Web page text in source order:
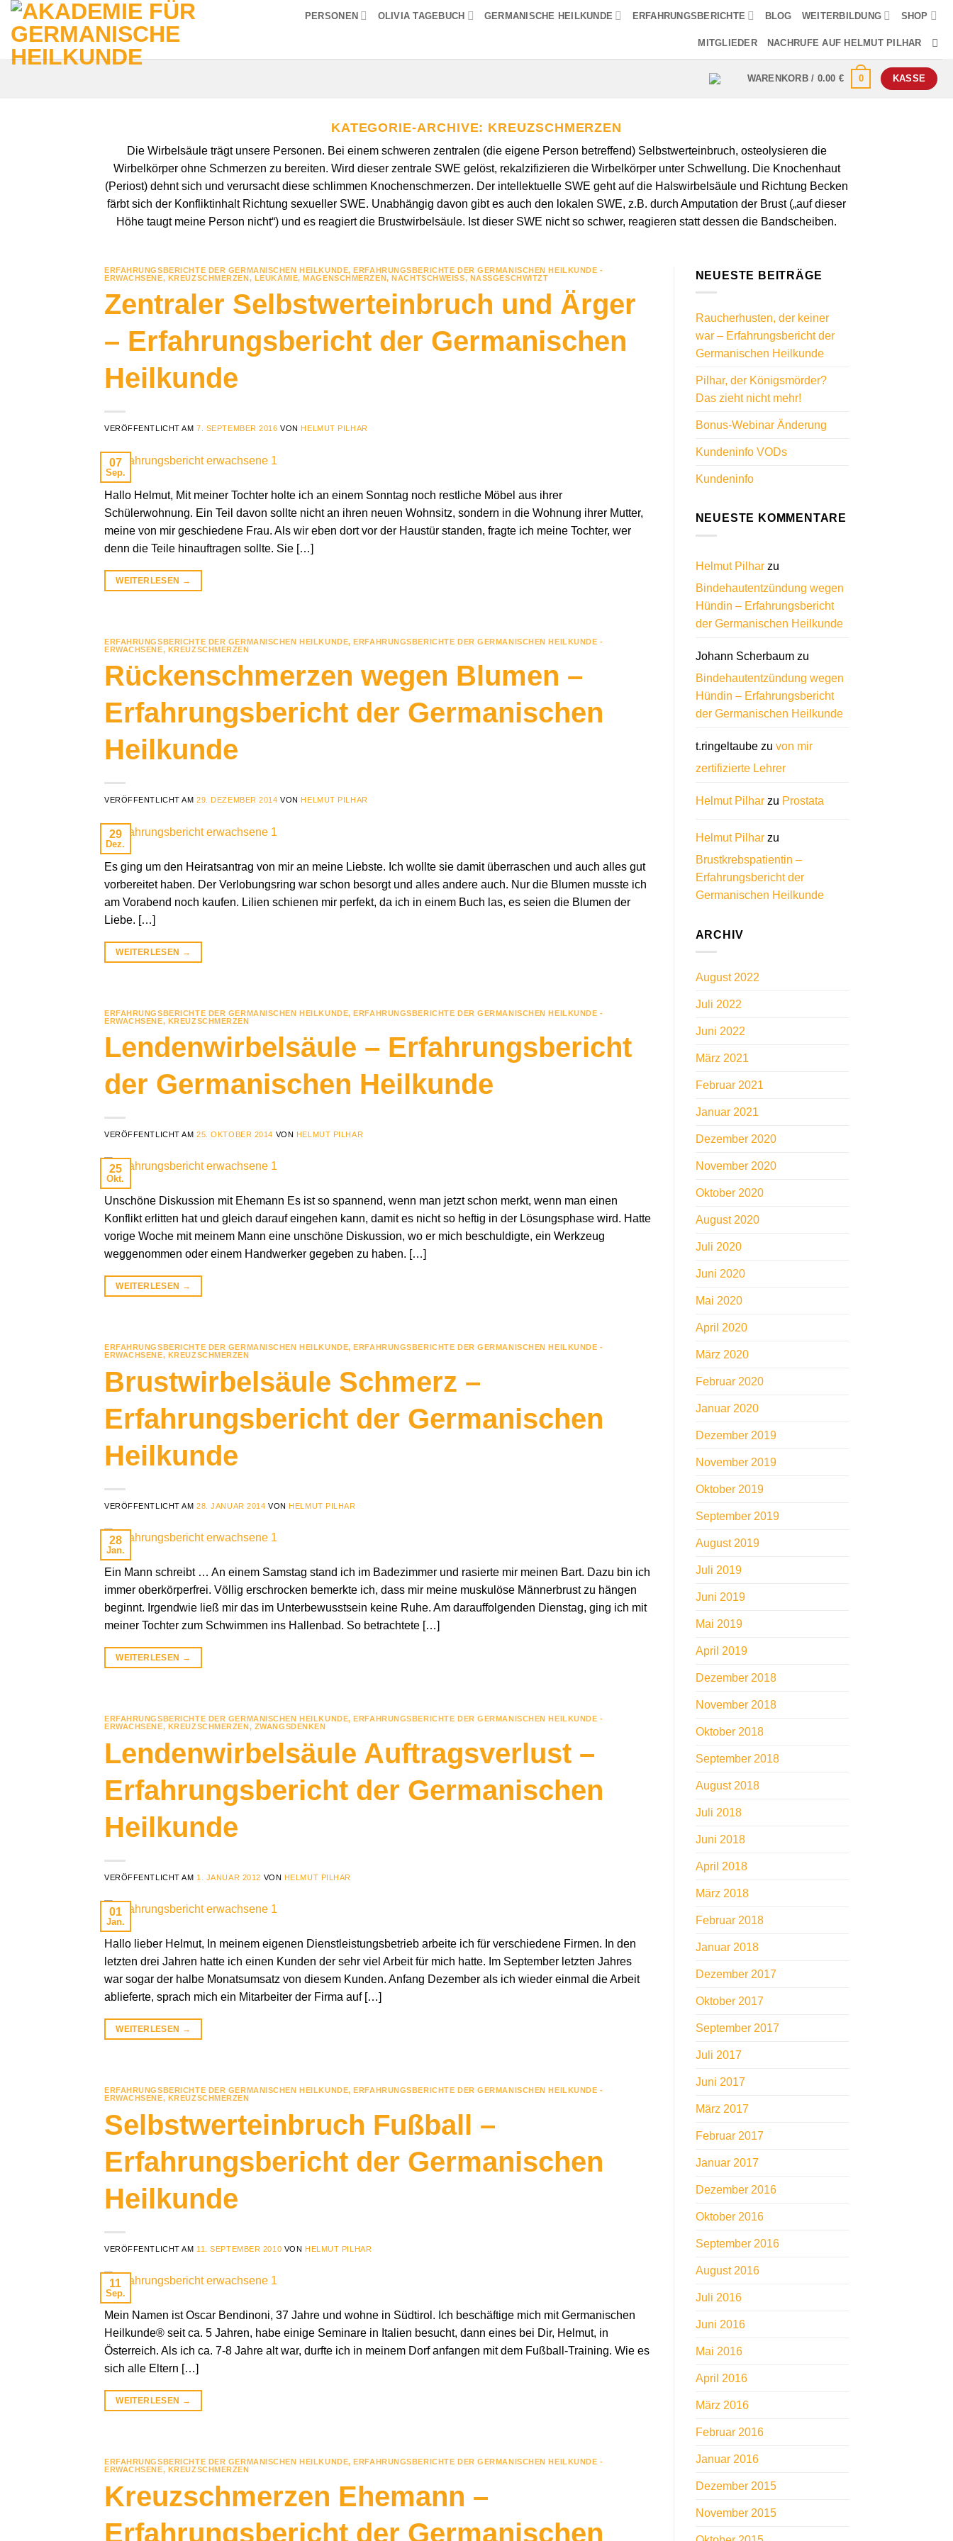
Zum
Inhalt
springen
PERSONEN OLIVIA TAGEBUCH GERMANISCHE HEILKUNDE ERFAHRUNGSBERICHTE BLOG WEITERBILDUNG SHOP
MITGLIEDER NACHRUFE AUF HELMUT PILHAR
WARENKORB / 0.00 € 0 KASSE
KATEGORIE-ARCHIVE: KREUZSCHMERZEN
Die Wirbelsäule trägt unsere Personen. Bei einem schweren zentralen (die eigene Person betreffend) Selbstwerteinbruch, osteolysieren die
Wirbelkörper ohne Schmerzen zu bereiten. Wird dieser zentrale SWE gelöst, rekalzifizieren die Wirbelkörper unter Schwellung. Die Knochenhaut
(Periost) dehnt sich und verursacht diese schlimmen Knochenschmerzen. Der intellektuelle SWE geht auf die Halswirbelsäule und Richtung Becken
färbt sich der Konfliktinhalt Richtung sexueller SWE. Unabhängig davon gibt es auch den lokalen SWE, z.B. durch Amputation der Brust („auf dieser
Höhe taugt meine Person nicht“) und es reagiert die Brustwirbelsäule. Ist dieser SWE nicht so schwer, reagieren statt dessen die Bandscheiben.
ERFAHRUNGSBERICHTE DER GERMANISCHEN HEILKUNDE,ERFAHRUNGSBERICHTE DER GERMANISCHEN HEILKUNDE -
ERWACHSENE, KREUZSCHMERZEN, LEUKÄMIE,MAGENSCHMERZEN,NACHTSCHWEISS, NASSGESCHWITZT
Zentraler Selbstwerteinbruch und Ärger
– Erfahrungsbericht der Germanischen
Heilkunde
VERÖFFENTLICHT AM7. SEPTEMBER 2016 VON HELMUT PILHAR
07
Sep.
Hallo Helmut, Mit meiner Tochter holte ich an einem Sonntag noch restliche Möbel aus ihrer
Schülerwohnung. Ein Teil davon sollte nicht an ihren neuen Wohnsitz, sondern in die Wohnung ihrer Mutter,
meine von mir geschiedene Frau. Als wir eben dort vor der Haustür standen, fragte ich meine Tochter, wer
denn die Teile hinauftragen sollte. Sie […]
WEITERLESEN →
ERFAHRUNGSBERICHTE DER GERMANISCHEN HEILKUNDE,ERFAHRUNGSBERICHTE DER GERMANISCHEN HEILKUNDE -
ERWACHSENE, KREUZSCHMERZEN
Rückenschmerzen wegen Blumen –
Erfahrungsbericht der Germanischen
Heilkunde
VERÖFFENTLICHT AM29. DEZEMBER 2014 VON HELMUT PILHAR
29
Dez.
Es ging um den Heiratsantrag von mir an meine Liebste. Ich wollte sie damit überraschen und auch alles gut
vorbereitet haben. Der Verlobungsring war schon besorgt und alles andere auch. Nur die Blumen musste ich
am Vorabend noch kaufen. Lilien schienen mir perfekt, da ich in einem Buch las, es seien die Blumen der
Liebe. […]
WEITERLESEN →
ERFAHRUNGSBERICHTE DER GERMANISCHEN HEILKUNDE,ERFAHRUNGSBERICHTE DER GERMANISCHEN HEILKUNDE -
ERWACHSENE, KREUZSCHMERZEN
Lendenwirbelsäule – Erfahrungsbericht
der Germanischen Heilkunde
VERÖFFENTLICHT AM25. OKTOBER 2014 VON HELMUT PILHAR
25
Okt.
Unschöne Diskussion mit Ehemann Es ist so spannend, wenn man jetzt schon merkt, wenn man einen
Konflikt erlitten hat und gleich darauf eingehen kann, damit es nicht so heftig in der Lösungsphase wird. Hatte
vorige Woche mit meinem Mann eine unschöne Diskussion, wo er mich beschuldigte, ein Werkzeug
weggenommen oder einem Handwerker gegeben zu haben. […]
WEITERLESEN →
ERFAHRUNGSBERICHTE DER GERMANISCHEN HEILKUNDE, ERFAHRUNGSBERICHTE DER GERMANISCHEN HEILKUNDE -
ERWACHSENE, KREUZSCHMERZEN
Brustwirbelsäule Schmerz –
Erfahrungsbericht der Germanischen
Heilkunde
VERÖFFENTLICHT AM28. JANUAR 2014 VON HELMUT PILHAR
28
Jan.
Ein Mann schreibt … An einem Samstag stand ich im Badezimmer und rasierte mir meinen Bart. Dazu bin ich
immer oberkörperfrei. Völlig erschrocken bemerkte ich, dass mir meine muskulöse Männerbrust zu hängen
beginnt. Irgendwie ließ mir das im Unterbewusstsein keine Ruhe. Am darauffolgenden Dienstag, ging ich mit
meiner Tochter zum Schwimmen ins Hallenbad. So betrachtete […]
WEITERLESEN →
ERFAHRUNGSBERICHTE DER GERMANISCHEN HEILKUNDE, ERFAHRUNGSBERICHTE DER GERMANISCHEN HEILKUNDE -
ERWACHSENE, KREUZSCHMERZEN , ZWANGSDENKEN
Lendenwirbelsäule Auftragsverlust –
Erfahrungsbericht der Germanischen
Heilkunde
VERÖFFENTLICHT AM 1. JANUAR 2012 VON HELMUT PILHAR
01
Jan.
Hallo lieber Helmut, In meinem eigenen Dienstleistungsbetrieb arbeite ich für verschiedene Firmen. In den
letzten drei Jahren hatte ich einen Kunden der sehr viel Arbeit für mich hatte. Im September letzten Jahres
war sogar der halbe Monatsumsatz von diesem Kunden. Anfang Dezember als ich wieder einmal die Arbeit
ablieferte, sprach mich ein Mitarbeiter der Firma auf […]
WEITERLESEN →
ERFAHRUNGSBERICHTE DER GERMANISCHEN HEILKUNDE,ERFAHRUNGSBERICHTE DER GERMANISCHEN HEILKUNDE -
ERWACHSENE, KREUZSCHMERZEN
Selbstwerteinbruch Fußball –
Erfahrungsbericht der Germanischen
Heilkunde
VERÖFFENTLICHT AM 11. SEPTEMBER 2010 VON HELMUT PILHAR
11
Sep.
Mein Namen ist Oscar Bendinoni, 37 Jahre und wohne in Südtirol. Ich beschäftige mich mit Germanischen
Heilkunde® seit ca. 5 Jahren, habe einige Seminare in Italien besucht, dann eines bei Dir, Helmut, in
Österreich. Als ich ca. 7-8 Jahre alt war, durfte ich in meinem Dorf anfangen mit dem Fußball-Training. Wie es
sich alle Eltern […]
WEITERLESEN →
ERFAHRUNGSBERICHTE DER GERMANISCHEN HEILKUNDE,ERFAHRUNGSBERICHTE DER GERMANISCHEN HEILKUNDE -
ERWACHSENE, KREUZSCHMERZEN
Kreuzschmerzen Ehemann –
Erfahrungsbericht der Germanischen
NEUESTE BEITRÄGE
Raucherhusten, der keiner
war – Erfahrungsbericht der
Germanischen Heilkunde
Pilhar, der Königsmörder?
Das zieht nicht mehr!
Bonus-Webinar Änderung
Kundeninfo VODs
Kundeninfo
NEUESTE KOMMENTARE
Helmut Pilharzu
Bindehautentzündung wegen
Hündin – Erfahrungsbericht
der Germanischen Heilkunde
Johann Scherbaumzu
Bindehautentzündung wegen
Hündin – Erfahrungsbericht
der Germanischen Heilkunde
t.ringeltaubezu von mir
zertifizierte Lehrer
Helmut Pilharzu Prostata
Helmut Pilharzu
Brustkrebspatientin –
Erfahrungsbericht der
Germanischen Heilkunde
ARCHIV
August 2022
Juli 2022
Juni 2022
März 2021
Februar 2021
Januar 2021
Dezember 2020
November 2020
Oktober 2020
August 2020
Juli 2020
Juni 2020
Mai 2020
April 2020
März 2020
Februar 2020
Januar 2020
Dezember 2019
November 2019
Oktober 2019
September 2019
August 2019
Juli 2019
Juni 2019
Mai 2019
April 2019
Dezember 2018
November 2018
Oktober 2018
September 2018
August 2018
Juli 2018
Juni 2018
April 2018
März 2018
Februar 2018
Januar 2018
Dezember 2017
Oktober 2017
September 2017
Juli 2017
Juni 2017
März 2017
Februar 2017
Januar 2017
Dezember 2016
Oktober 2016
September 2016
August 2016
Juli 2016
Juni 2016
Mai 2016
April 2016
März 2016
Februar 2016
Januar 2016
Dezember 2015
November 2015